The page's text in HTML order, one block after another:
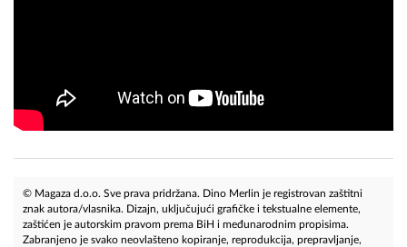
© Magaza d.o.o. Sve prava pridržana. Dino Merlin je registrovan zaštitni
znak autora/vlasnika. Dizajn, uključujući grafičke i tekstualne elemente,
zaštićen je autorskim pravom prema BiH i međunarodnim propisima.
Zabranjeno je svako neovlašteno kopiranje, reprodukcija, prepravljanje,